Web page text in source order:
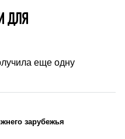
ДЛЯ
еще одну
зарубежья